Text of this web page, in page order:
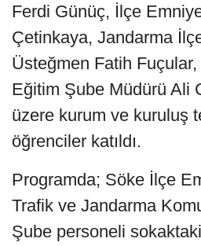
Ferdi Günüç, İlçe
Çetinkaya, Jandarma
Üsteğmen Fatih
Eğitim Şube Müdürü Ali
üzere kurum ve kuruluş
öğrenciler katıldı.
Programda; Söke İlçe
Trafik ve Jandarma
Şube personeli